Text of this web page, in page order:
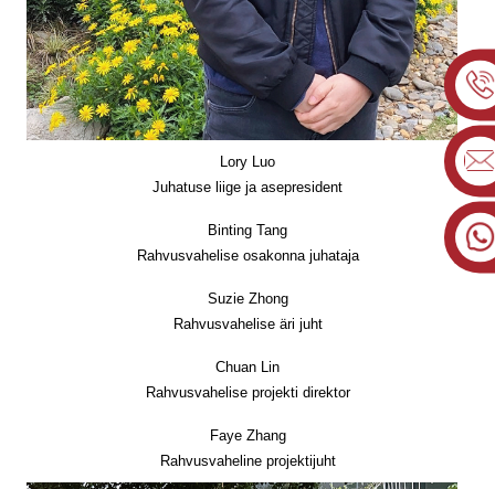
Lory Luo
Juhatuse liige ja asepresident
Binting Tang
Rahvusvahelise osakonna juhataja
Suzie Zhong
Rahvusvahelise äri juht
Chuan Lin
Rahvusvahelise projekti direktor
Faye Zhang
Rahvusvaheline projektijuht